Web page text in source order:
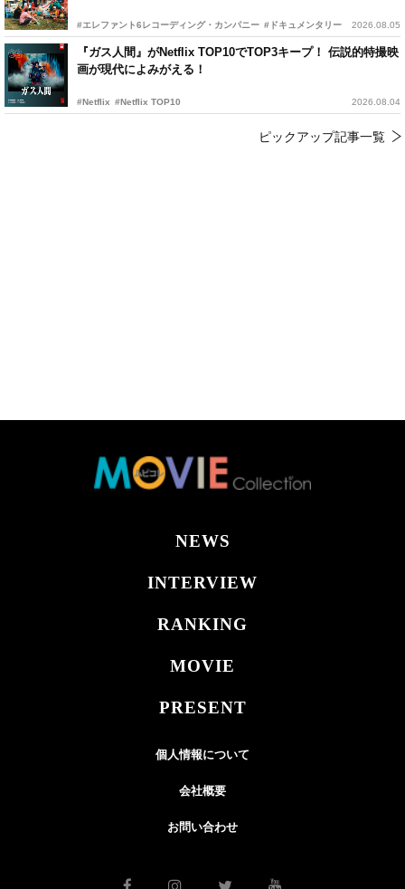
#エレファント6レコーディング・カンパニー #ドキュメンタリー 2026.08.05
『ガス人間』がNetflix TOP10でTOP3キープ！ 伝説的特撮映
画が現代によみがえる！
#Netflix #Netflix TOP10 2026.08.04
ピックアップ記事一覧
NEWS
INTERVIEW
RANKING
MOVIE
PRESENT
個人情報について
会社概要
お問い合わせ